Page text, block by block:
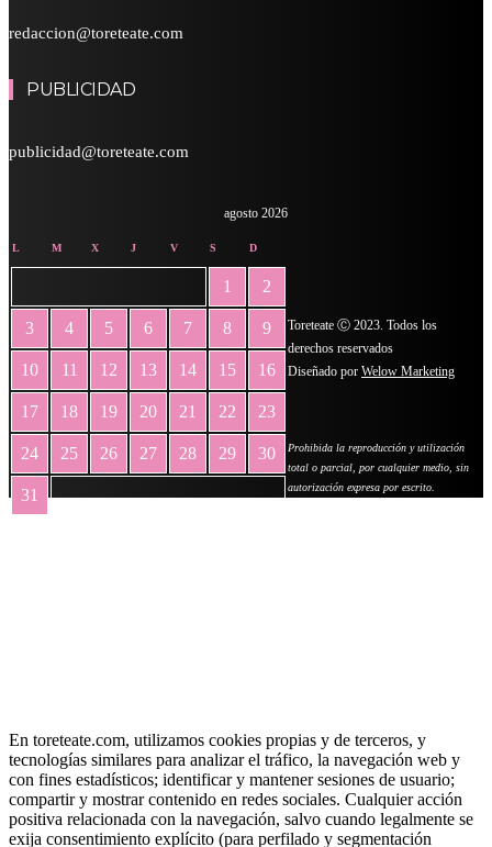
redaccion@toreteate.com
PUBLICIDAD
publicidad@toreteate.com
agosto 2026
L M X J V S D
1 2
3 4 5 6 7 8 9
10 11 12 13 14 15 16
17 18 19 20 21 22 23
24 25 26 27 28 29 30
31
Toreteate Ⓒ 2023. Todos los
derechos reservados
Diseñado por Welow Marketing
Prohibida la reproducción y utilización
total o parcial, por cualquier medio, sin
autorización expresa por escrito.
En toreteate.com, utilizamos cookies propias y de terceros, y
tecnologías similares para analizar el tráfico, la navegación web y
con fines estadísticos; identificar y mantener sesiones de usuario;
compartir y mostrar contenido en redes sociales. Cualquier acción
positiva relacionada con la navegación, salvo cuando legalmente se
exija consentimiento explícito (para perfilado y segmentación